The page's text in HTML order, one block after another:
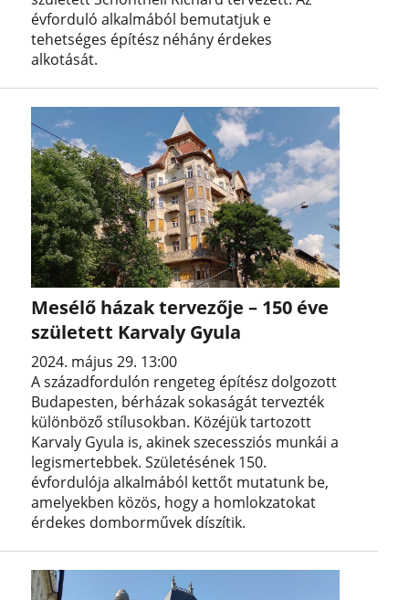
évforduló alkalmából bemutatjuk e
tehetséges építész néhány érdekes
alkotását.
Mesélő házak tervezője – 150 éve
született Karvaly Gyula
2024. május 29. 13:00
A századfordulón rengeteg építész dolgozott
Budapesten, bérházak sokaságát tervezték
különböző stílusokban. Közéjük tartozott
Karvaly Gyula is, akinek szecessziós munkái a
legismertebbek. Születésének 150.
évfordulója alkalmából kettőt mutatunk be,
amelyekben közös, hogy a homlokzatokat
érdekes domborművek díszítik.